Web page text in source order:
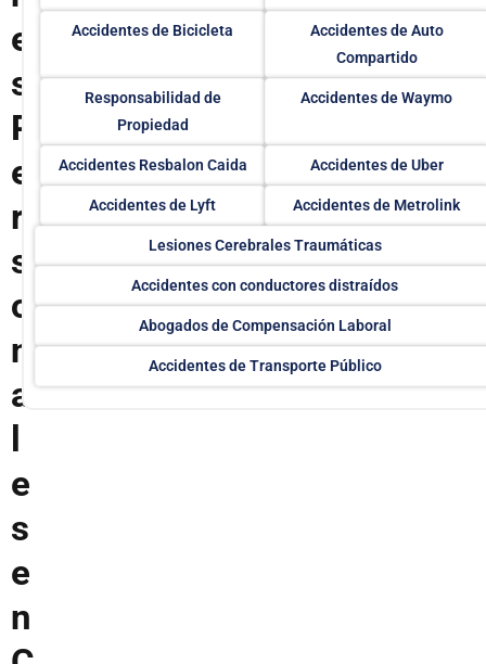
e
s
P
e
r
s
o
n
a
l
e
s
e
n
Accidentes de Bicicleta
Accidentes de Auto
Compartido
Responsabilidad de
Propiedad
Accidentes de Waymo
Accidentes Resbalon Caida Accidentes de Uber
Accidentes de Lyft Accidentes de Metrolink
Lesiones Cerebrales Traumáticas
Accidentes con conductores distraídos
Abogados de Compensación Laboral
Accidentes de Transporte Público